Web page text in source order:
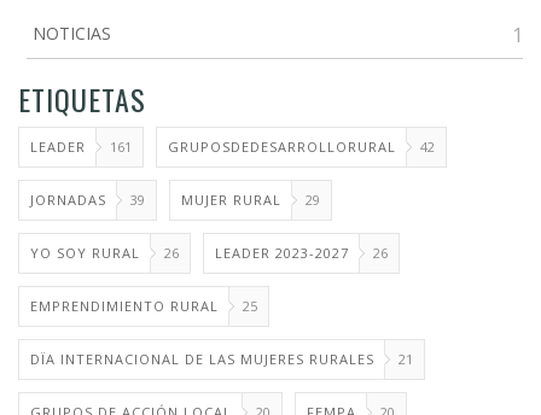
NOTICIAS 1
ETIQUETAS
LEADER 161 GRUPOSDEDESARROLLORURAL 42
JORNADAS 39 MUJER RURAL 29
YO SOY RURAL 26 LEADER 2023-2027 26
EMPRENDIMIENTO RURAL 25
DÏA INTERNACIONAL DE LAS MUJERES RURALES 21